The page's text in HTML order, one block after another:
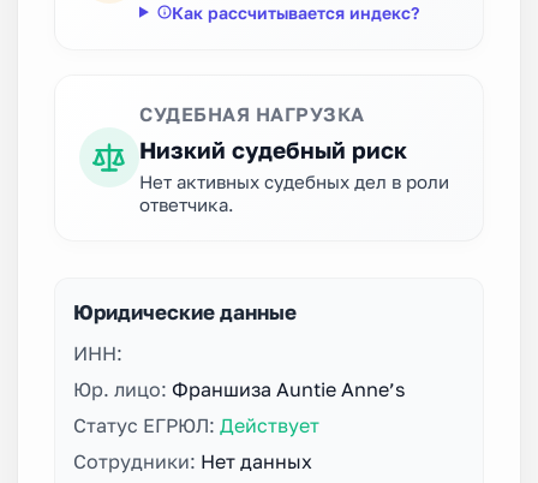
Как рассчитывается индекс?
СУДЕБНАЯ НАГРУЗКА
Низкий судебный риск
Нет активных судебных дел в роли
ответчика.
Юридические данные
ИНН:
Юр. лицо: Франшиза Auntie Anne’s
Статус ЕГРЮЛ: Действует
Сотрудники: Нет данных